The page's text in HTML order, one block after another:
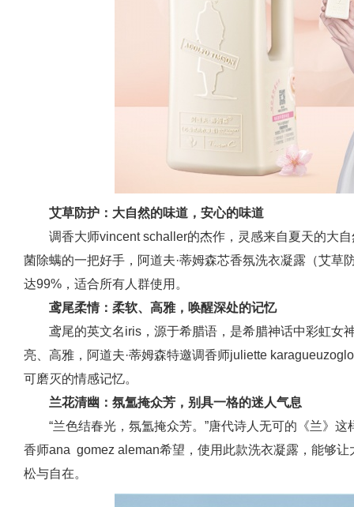
艾草防护：大自然的味道，安心的味道
调香大师vincent schaller的杰作，灵感来自夏天的大
菌除螨的一把好手，阿道夫·蒂姆森芯香氛洗衣凝露（艾草
达99%，适合所有人群使用。
鸢尾柔情：柔软、高雅，唤醒深处的记忆
鸢尾的英文名iris，源于希腊语，是希腊神话中彩虹女
亮、高雅，阿道夫·蒂姆森特邀调香师juliette
可磨灭的情感记忆。
兰花清幽：氛氲掩众芳，别具一格的迷人气息
“兰色结春光，氛氲掩众芳。”唐代诗人无可的《兰》
香师ana gomez aleman希望，使用此款洗衣凝露，能够
松与自在。